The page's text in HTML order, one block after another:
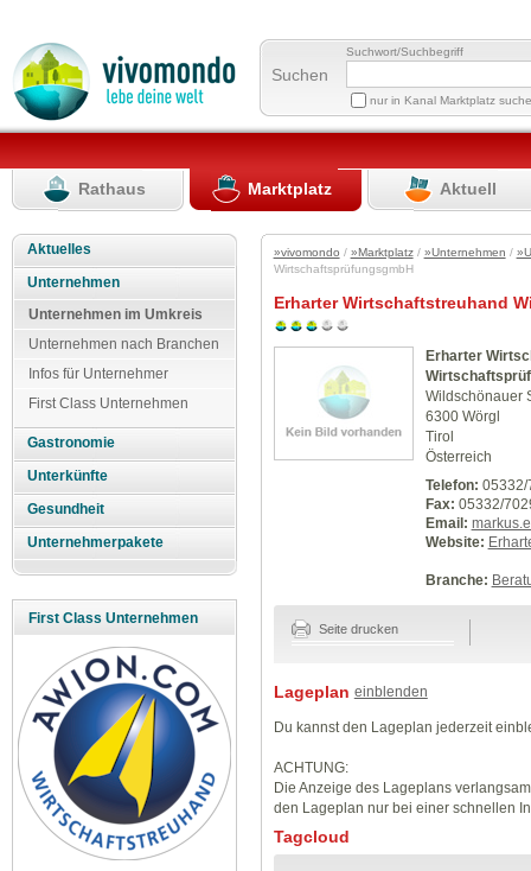
Suchen
Suchwort/Suchbegriff
nur in Kanal Marktplatz
Rathaus Marktplatz Aktuell
Aktuelles
Unternehmen
Unternehmen im Umkreis
Unternehmen nach Branchen
Infos für Unternehmer
First Class Unternehmen
Gastronomie
Unterkünfte
Gesundheit
Unternehmerpakete
First Class Unternehmen
»vivomondo / »Marktplatz/ »Unternehmen /
WirtschaftsprüfungsgmbH
Erharter Wirtschaftstreuhand
Erharter
Wildschönauer
6300 Wörgl
Tirol
Österreich
Telefon: 05332/
Fax: 05332/
Email:
Website:
Branche:
Seite drucken
Lageplan einblenden
Du kannst den Lageplan jederzeit
ACHTUNG:
Die Anzeige des Lageplans
den Lageplan nur bei einer schnellen
Tagcloud